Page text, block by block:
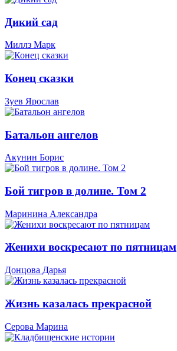
Дикий сад
Миллз Марк
Конец сказки
Зуев Ярослав
Батальон ангелов
Акунин Борис
Бой тигров в долине. Том 2
Маринина Александра
Женихи воскресают по пятницам
Донцова Дарья
Жизнь казалась прекрасной
Серова Марина